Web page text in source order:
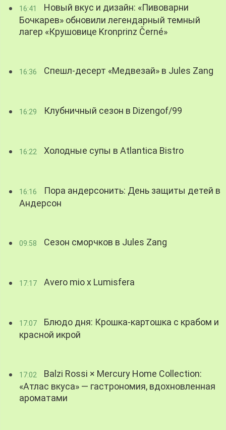
16:41
Новый вкус и дизайн: «Пивоварни
Бочкарев» обновили легендарный темный
лагер «Крушовице Kronprinz Černé»
16:36 Спешл-десерт «Медвезай» в Jules Zang
16:29 Клубничный сезон в Dizengof/99
16:22 Холодные супы в Atlantica Bistro
16:16
Пора андерсонить: День защиты детей в
Андерсон
09:58 Сезон сморчков в Jules Zang
17:17 Avero mio x Lumisfera
17:07
Блюдо дня: Крошка-картошка с крабом и
красной икрой
17:02
Balzi Rossi × Mercury Home Collection:
«Атлас вкуса» — гастрономия, вдохновленная
ароматами